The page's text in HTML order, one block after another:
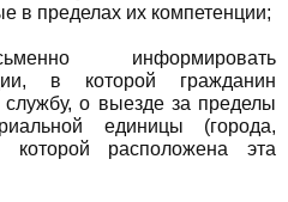
в пределах их компетенции;
информировать
в которой гражданин
службу, о выезде за пределы
единицы (города,
которой расположена эта